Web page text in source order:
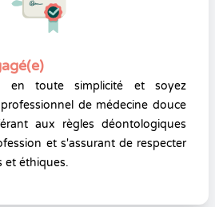
en toute simplicité et soyez
de médecine douce
aux règles déontologiques
et s'assurant de respecter
et éthiques.